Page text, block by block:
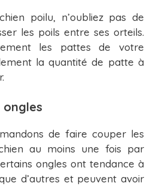
poilu, n’oubliez pas de
les poils entre ses orteils.
les pattes de votre
la quantité de patte à
ongles
de faire couper les
au moins une fois par
ongles ont tendance à
d’autres et peuvent avoir